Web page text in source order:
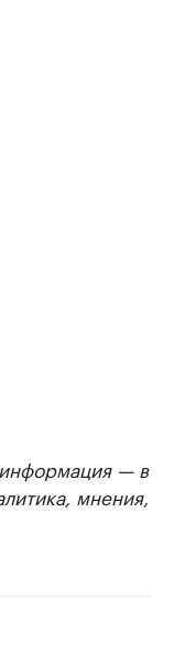
— в
мнения,